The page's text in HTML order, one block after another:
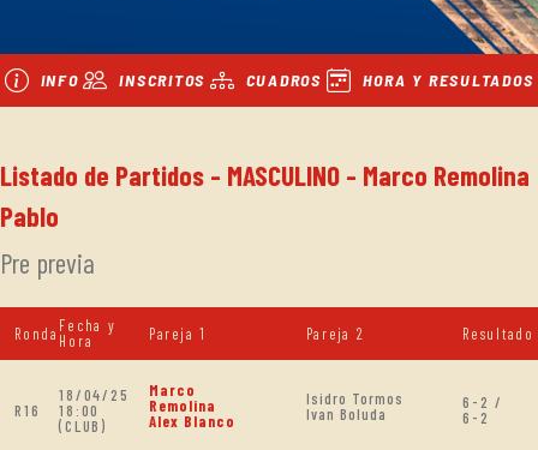
INFO INSCRITOS CUADROS HORA Y RESULTADOS
Listado de Partidos - MASCULINO - Marco Remolina
Pablo
Pre previa
Ronda Fecha y
Hora
Pareja 1 Pareja 2 Resultado
R16
18/04/25
18:00
(CLUB)
Marco
Remolina
Alex Blanco
Isidro Tormos
Ivan Boluda
6-2 /
6-2